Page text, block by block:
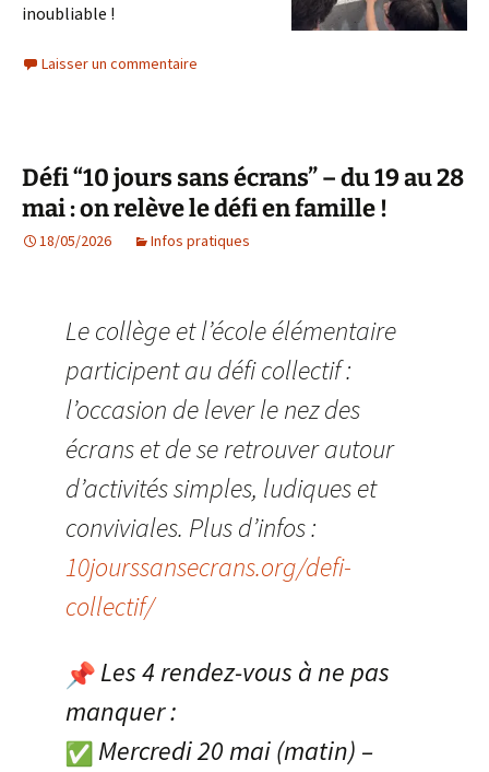
inoubliable !
Laisser un commentaire
Défi “10 jours sans écrans” – du 19 au 28
mai : on relève le défi en famille !
18/05/2026 Infos pratiques
Le collège et l’école élémentaire
participent au défi collectif :
l’occasion de lever le nez des
écrans et de se retrouver autour
d’activités simples, ludiques et
conviviales. Plus d’infos :
10jourssansecrans.org/defi-
collectif/
Les 4 rendez-vous à ne pas
manquer :
Mercredi 20 mai (matin) –